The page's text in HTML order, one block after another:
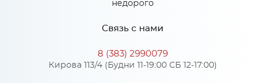
Связь с нами
8 (383) 2990079
Кирова 113/4 (Будни 11-19:00 СБ 12-17:00)